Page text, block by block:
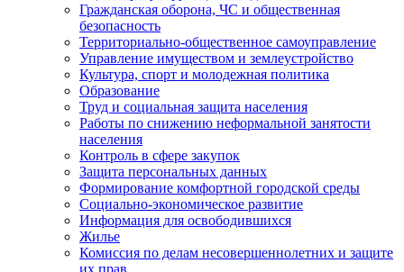
Гражданская оборона, ЧС и общественная
безопасность
Территориально-общественное самоуправление
Управление имуществом и землеустройство
Культура, спорт и молодежная политика
Образование
Труд и социальная защита населения
Работы по снижению неформальной занятости
населения
Контроль в сфере закупок
Защита персональных данных
Формирование комфортной городской среды
Социально-экономическое развитие
Информация для освободившихся
Жилье
Комиссия по делам несовершеннолетних и защите